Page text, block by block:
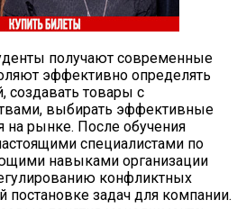
получают современные
эффективно определять
создавать товары с
выбирать эффективные
рынке. После обучения
специалистами по
навыками организации
конфликтных
постановке задач для компании.